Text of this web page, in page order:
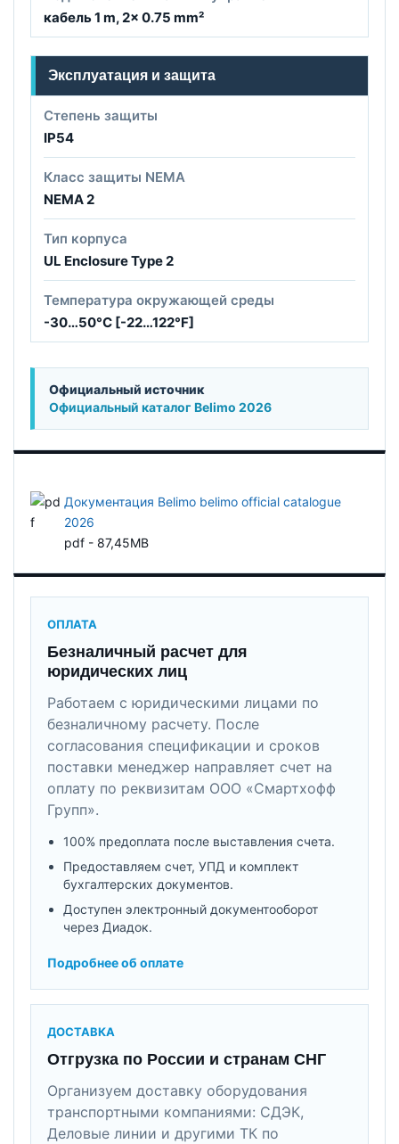
кабель 1 m, 2x 0.75 mm²
Эксплуатация и защита
Степень защиты
IP54
Класс защиты NEMA
NEMA 2
Тип корпуса
UL Enclosure Type 2
Температура окружающей среды
-30…50°C [-22…122°F]
Официальный источник
Официальный каталог Belimo 2026
Документация Belimo belimo official catalogue
2026
pdf - 87,45MB
ОПЛАТА
Безналичный расчет для
юридических лиц
Работаем с юридическими лицами по
безналичному расчету. После
согласования спецификации и сроков
поставки менеджер направляет счет на
оплату по реквизитам ООО «Смартхофф
Групп».
100% предоплата после выставления счета.
Предоставляем счет, УПД и комплект
бухгалтерских документов.
Доступен электронный документооборот
через Диадок.
Подробнее об оплате
ДОСТАВКА
Отгрузка по России и странам СНГ
Организуем доставку оборудования
транспортными компаниями: СДЭК,
Деловые линии и другими ТК по